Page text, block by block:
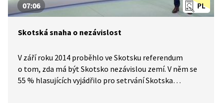
PL
07:06
Skotská snaha o nezávislost
V září roku 2014 proběhlo ve Skotsku referendum
o tom, zda má být Skotsko nezávislou zemí. V něm se
55 % hlasujících vyjádřilo pro setrvání Skotska